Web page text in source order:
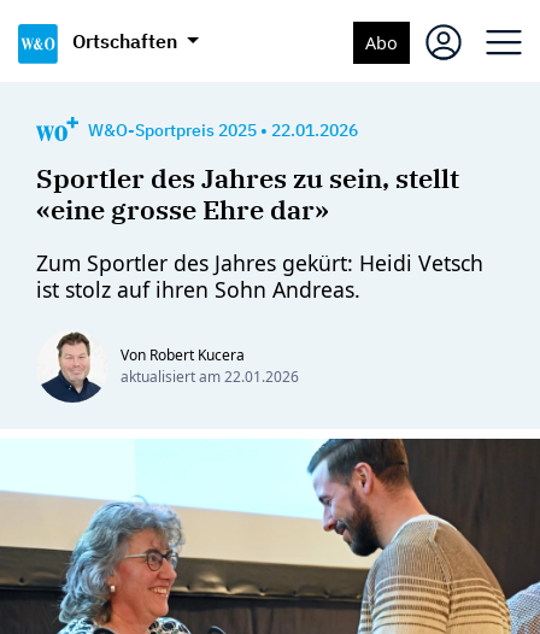
Ortschaften Abo
W&O-Sportpreis 2025 • 22.01.2026
Sportler des Jahres zu sein, stellt
«eine grosse Ehre dar»
Zum Sportler des Jahres gekürt: Heidi Vetsch
ist stolz auf ihren Sohn Andreas.
Von Robert Kucera
aktualisiert am22.01.2026